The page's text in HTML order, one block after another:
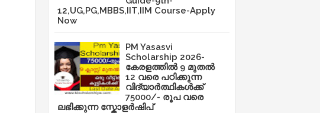
12,UG,PG,MBBS,IIT,IIM Course-Apply
Now
PM Yasasvi
Scholarship 2026-
കേരളത്തിൽ 9 മുതൽ
12 വരെ പഠിക്കുന്ന
വിദ്യാർത്ഥികൾക്ക്
75000/- രൂപ വരെ
ലഭിക്കുന്ന സ്കോളർഷിപ്